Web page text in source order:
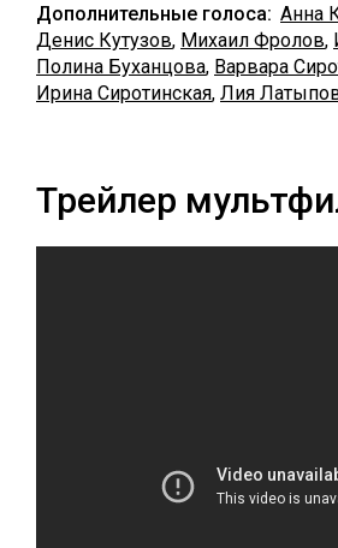
Дополнительные голоса: Анна
Денис Кутузов, Михаил Фролов,
Полина Буханцова, Варвара
Ирина Сиротинская, Лия
Трейлер